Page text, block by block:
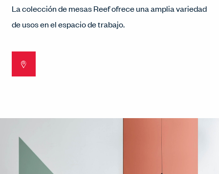
La colección de mesas Reef ofrece una amplia variedad
de usos en el espacio de trabajo.